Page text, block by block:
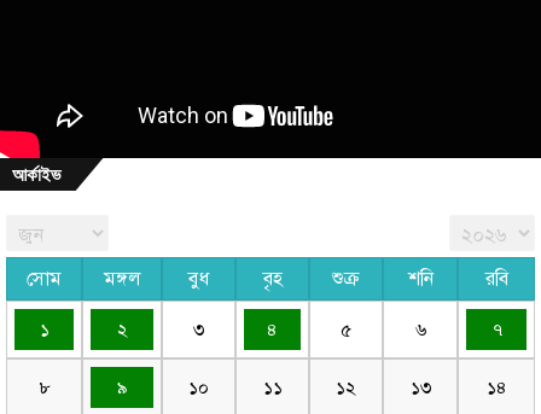
আর্কাইভ
সোম মঙ্গল বুধ বৃহ শুক্র শনি রবি
১ ২ ৩ ৪ ৫ ৬ ৭
৮ ৯ ১০ ১১ ১২ ১৩ ১৪